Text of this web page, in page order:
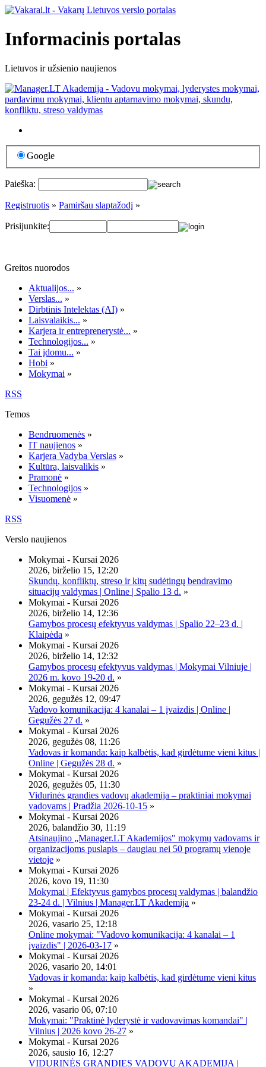
Informacinis portalas
Lietuvos ir užsienio naujienos
Google
Paieška:
Registruotis » Pamiršau slaptažodį »
Prisijunkite:
Greitos nuorodos
Aktualijos... »
Verslas... »
Dirbtinis Intelektas (AI) »
Laisvalaikis... »
Karjera ir entreprenerystė... »
Technologijos... »
Tai įdomu... »
Hobi »
Mokymai »
RSS
Temos
Bendruomenės »
IT naujienos »
Karjera Vadyba Verslas »
Kultūra, laisvalikis »
Pramonė »
Technologijos »
Visuomenė »
RSS
Verslo naujienos
Mokymai - Kursai 2026
2026, birželio 15, 12:20
Skundų, konfliktų, streso ir kitų sudėtingų bendravimo
situacijų valdymas | Online | Spalio 13 d. »
Mokymai - Kursai 2026
2026, birželio 14, 12:36
Gamybos procesų efektyvus valdymas | Spalio 22–23 d. |
Klaipėda »
Mokymai - Kursai 2026
2026, birželio 14, 12:32
Gamybos procesų efektyvus valdymas | Mokymai Vilniuje |
2026 m. kovo 19-20 d. »
Mokymai - Kursai 2026
2026, gegužės 12, 09:47
Vadovo komunikacija: 4 kanalai – 1 įvaizdis | Online |
Gegužės 27 d. »
Mokymai - Kursai 2026
2026, gegužės 08, 11:26
Vadovas ir komanda: kaip kalbėtis, kad girdėtume vieni kitus |
Online | Gegužės 28 d. »
Mokymai - Kursai 2026
2026, gegužės 05, 11:30
Vidurinės grandies vadovų akademija – praktiniai mokymai
vadovams | Pradžia 2026-10-15 »
Mokymai - Kursai 2026
2026, balandžio 30, 11:19
Atsinaujino „Manager.LT Akademijos" mokymų vadovams ir
organizacijoms puslapis – daugiau nei 50 programų vienoje
vietoje »
Mokymai - Kursai 2026
2026, kovo 19, 11:30
Mokymai | Efektyvus gamybos procesų valdymas | balandžio
23-24 d. | Vilnius | Manager.LT Akademija »
Mokymai - Kursai 2026
2026, vasario 25, 12:18
Online mokymai: "Vadovo komunikacija: 4 kanalai – 1
įvaizdis" | 2026-03-17 »
Mokymai - Kursai 2026
2026, vasario 20, 14:01
Vadovas ir komanda: kaip kalbėtis, kad girdėtume vieni kitus
»
Mokymai - Kursai 2026
2026, vasario 06, 07:10
Mokymai: "Praktinė lyderystė ir vadovavimas komandai" |
Vilnius | 2026 kovo 26-27 »
Mokymai - Kursai 2026
2026, sausio 16, 12:27
VIDURINĖS GRANDIES VADOVŲ AKADEMIJA |